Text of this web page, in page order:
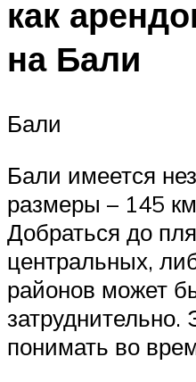
как
на Бали
Бали
Бали имеется
размеры – 145
Добраться до
центральных,
районов может
понимать во